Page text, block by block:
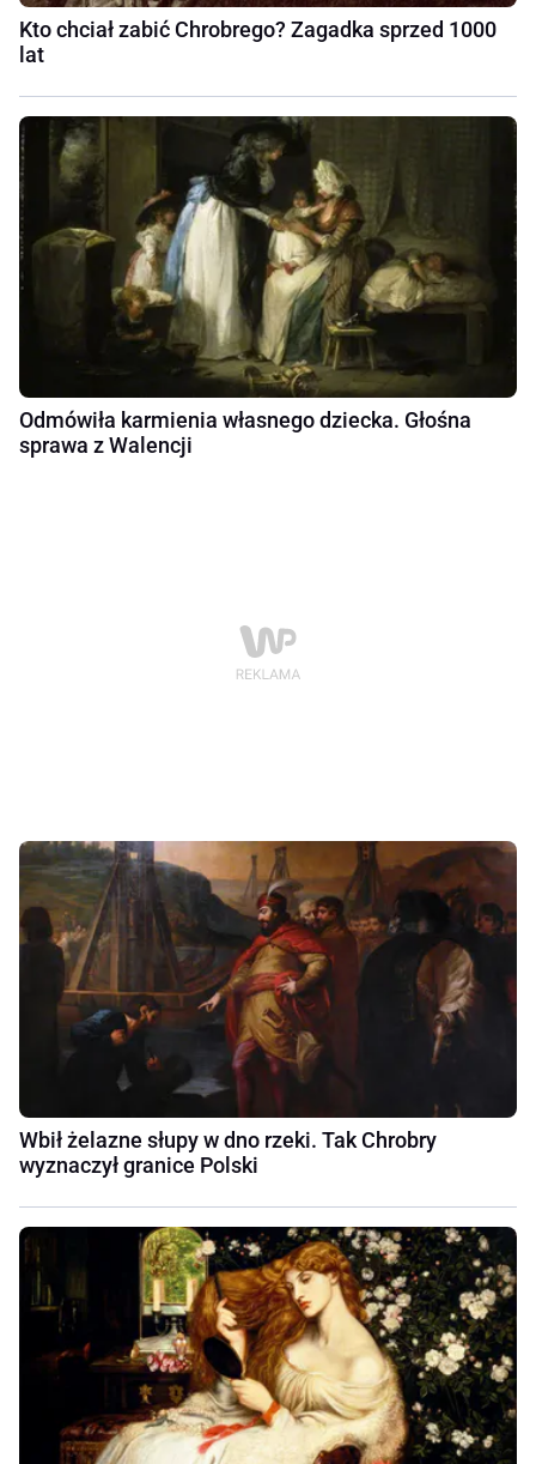
Kto chciał zabić Chrobrego? Zagadka sprzed 1000
lat
Odmówiła karmienia własnego dziecka. Głośna
sprawa z Walencji
Wbił żelazne słupy w dno rzeki. Tak Chrobry
wyznaczył granice Polski